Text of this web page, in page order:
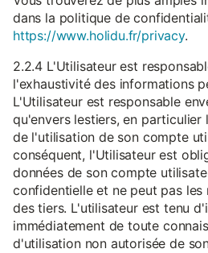
dans la politique de
https://www.holidu.fr/privacy.
2.2.4 L'Utilisateur est
l'exhaustivité des informations
L'Utilisateur est responsable
qu'envers lestiers, en particulier
de l'utilisation de son compte
conséquent, l'Utilisateur est
données de son compte
confidentielle et ne peut pas les
des tiers. L'utilisateur est tenu
immédiatement de toute
d'utilisation non autorisée de